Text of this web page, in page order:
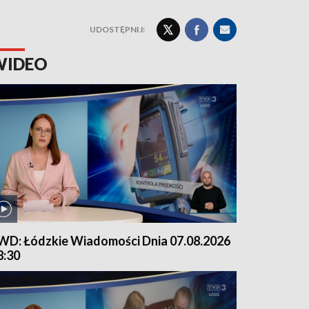
UDOSTĘPNIJ:
Łódzkie Wiadomości Dnia 07.08.2026